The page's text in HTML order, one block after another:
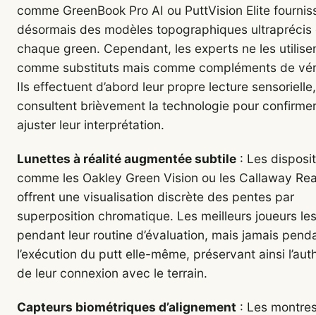
comme GreenBook Pro AI ou PuttVision Elite
désormais des modèles topographiques ultraprécis
chaque green. Cependant, les experts ne les
comme substituts mais comme compléments de
Ils effectuent d’abord leur propre lecture
consultent brièvement la technologie pour
ajuster leur interprétation.
Lunettes à réalité augmentée subtile : Les
comme les Oakley Green Vision ou les Callaway
offrent une visualisation discrète des pentes par
superposition chromatique. Les meilleurs joueurs
pendant leur routine d’évaluation, mais jamais
l’exécution du putt elle-même, préservant ainsi
de leur connexion avec le terrain.
Capteurs biométriques d’alignement : Les